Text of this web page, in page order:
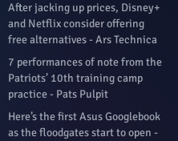
After jacking up prices, Disney+
and Netflix consider offering
free alternatives - Ars Technica
7 performances of note from the
Patriots’ 10th training camp
practice - Pats Pulpit
Here’s the first Asus Googlebook
as the floodgates start to open -